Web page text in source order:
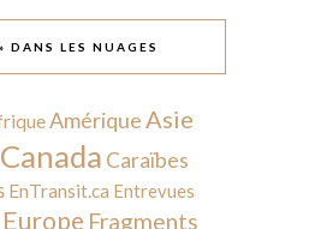
DANS LES NUAGES
AmériqueAsie
Canada Caraïbes
EnTransit.ca Entrevues
Europe Fragments